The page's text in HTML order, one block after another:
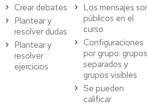
Crear debates
Plantear y
resolver dudas
Plantear y
resolver
ejercicios
Los mensajes
públicos en el
curso
Configuraciones
por grupo: grupos
separados y
grupos visibles
Se pueden
calificar